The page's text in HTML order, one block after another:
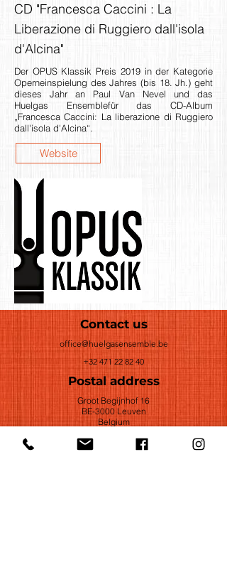
CD "Francesca Caccini : La
Liberazione di Ruggiero dall'isola
d'Alcina"
Der OPUS Klassik Preis 2019 in der Kategorie
Operneinspielung des Jahres (bis 18. Jh.) geht
dieses Jahr an Paul Van Nevel und das
Huelgas Ensemblefür das CD-Album
„Francesca Caccini: La liberazione di Ruggiero
dall'isola d'Alcina“.
Website
Contact us
office@huelgasensemble.be
+32 471 22 82 40
Postal address
Groot Begijnhof 16
BE-3000 Leuven
Belgium